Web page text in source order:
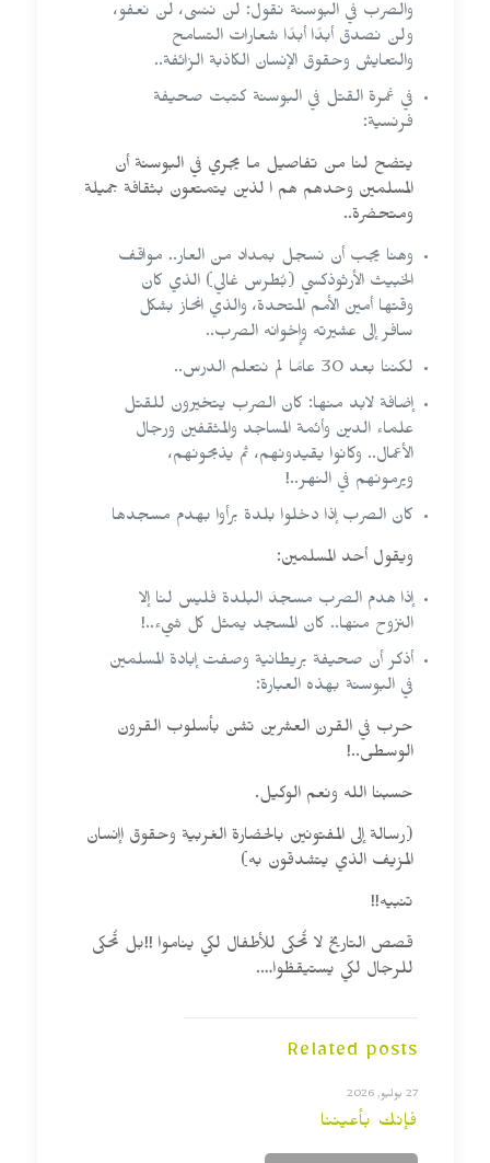
والصرب في البوسنة نقول: لن ننسى، لن نعفو،
ولن نصدق أبدًا أبدًا شعارات التسامح
والتعايش وحقوق الإنسان الكاذبة الزائفة..
في غمرة القتل في البوسنة كتبت صحيفة
فرنسية:
يتضح لنا من تفاصيل ما يجري في البوسنة أن
المسلمين وحدهم هم ا لذين يتمتعون بثقافة جميلة
ومتحضرة..
وهنا يجب أن نسجل بمداد من العار.. مواقف
الخبيث الأرثوذكسي (بُطرس غالي) الذي كان
وقتها أمين الأمم المتحدة، والذي انحاز بشكل
سافر إلى عشيرته وإخوانه الصرب..
لكننا بعد 30 عامًا لم نتعلم الدرس..
إضافة لابد منها: كان الصرب يتخيرون للقتل
علماء الدين وأئمة المساجد والمثقفين ورجال
الأعمال.. وكانوا يقيدونهم، ثم يذبحونهم،
ويرمونهم في النهر..!
كان الصرب إذا دخلوا بلدة برأوا بهدم مسجدها
ويقول أحد المسلمين:
إذا هدم الصرب مسجدَ البلدة فليس لنا إلا
النزوح منها.. كان المسجد يمثل كل شيء..!
أذكر أن صحيفة بريطانية وصفت إبادة المسلمين
في البوسنة بهذه العبارة:
حرب في القرن العشرين تشن بأسلوب القرون
الوسطى..!
حسبنا الله ونعم الوكيل.
(رسالة إلى المفتونين بالحضارة الغربية وحقوق اإنسان
المزيف الذي يتشدقون به)
تنبيه!!
‏قصص التاريخ لا تُحكى للأطفال لكي يناموا !!بل تُحكى
للرجال لكي يستيقظوا….
Related posts
27 يوليو, 2026
فإنك بأعيننا